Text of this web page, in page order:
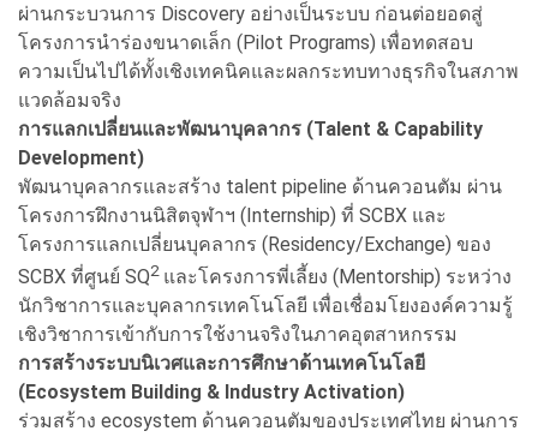
ผ่านกระบวนการ Discovery อย่างเป็นระบบ ก่อนต่อยอดสู่
โครงการนำร่องขนาดเล็ก (Pilot Programs) เพื่อทดสอบ
ความเป็นไปได้ทั้งเชิงเทคนิคและผลกระทบทางธุรกิจในสภาพ
แวดล้อมจริง
การแลกเปลี่ยนและพัฒนาบุคลากร (Talent & Capability
Development)
พัฒนาบุคลากรและสร้าง talent pipeline ด้านควอนตัม ผ่าน
โครงการฝึกงานนิสิตจุฬาฯ (Internship) ที่ SCBX และ
โครงการแลกเปลี่ยนบุคลากร (Residency/Exchange) ของ
SCBX ที่ศูนย์ SQ2และโครงการพี่เลี้ยง (Mentorship) ระหว่าง
นักวิชาการและบุคลากรเทคโนโลยี เพื่อเชื่อมโยงองค์ความรู้
เชิงวิชาการเข้ากับการใช้งานจริงในภาคอุตสาหกรรม
การสร้างระบบนิเวศและการศึกษาด้านเทคโนโลยี
(Ecosystem Building & Industry Activation)
ร่วมสร้าง ecosystem ด้านควอนตัมของประเทศไทย ผ่านการ